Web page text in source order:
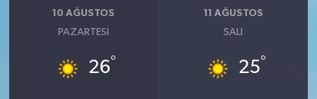
10 AĞUSTOS
PAZARTESI
26°
11 AĞUSTOS
SALI
25°